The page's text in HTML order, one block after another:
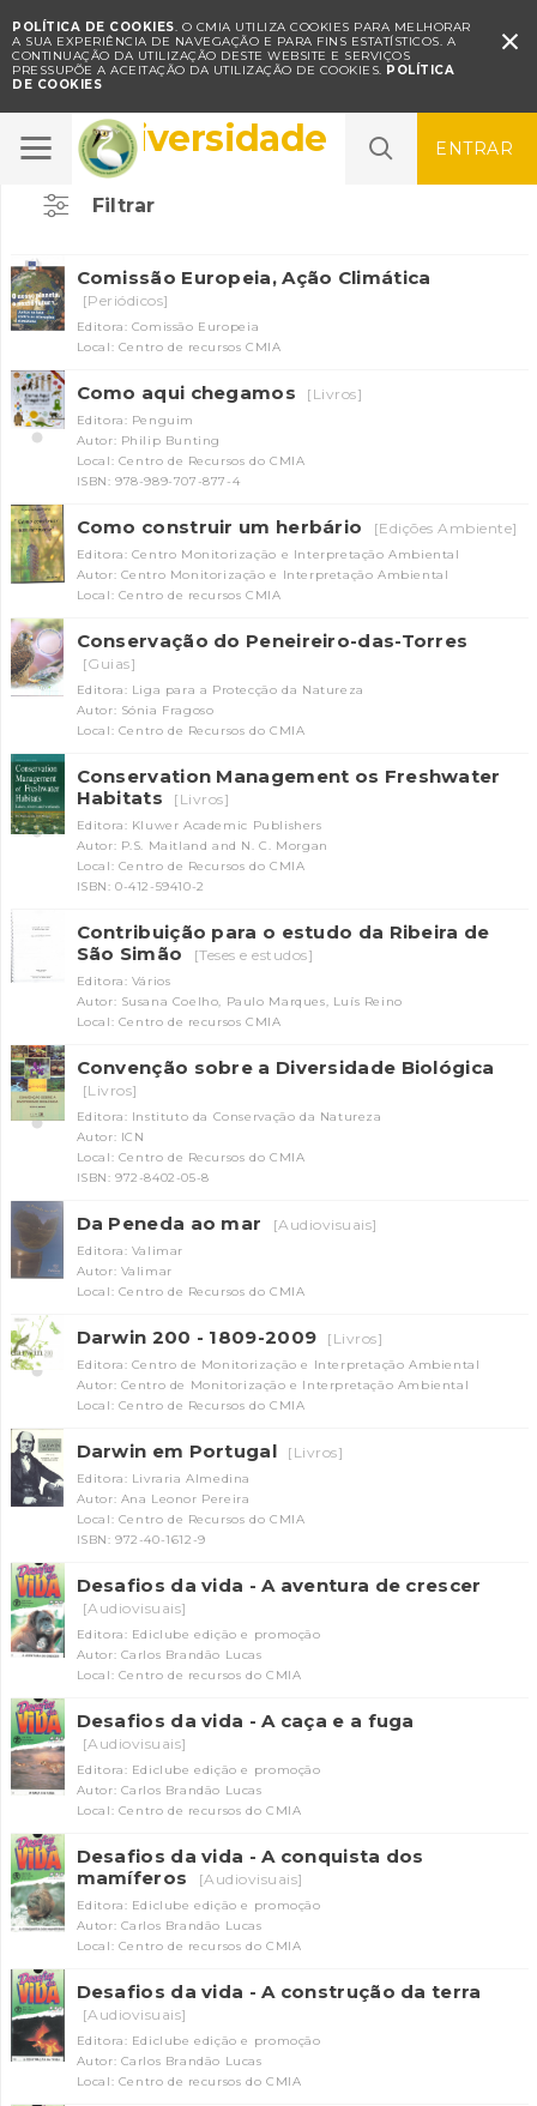
POLÍTICA DE COOKIES. O CMIA UTILIZA COOKIES PARA MELHORAR
A SUA EXPERIÊNCIA DE NAVEGAÇÃO E PARA FINS ESTATÍSTICOS. A
CONTINUAÇÃO DA UTILIZAÇÃO DESTE WEBSITE E SERVIÇOS
PRESSUPÕE A ACEITAÇÃO DA UTILIZAÇÃO DE COOKIES. POLÍTICA
DE COOKIES

ENTRAR
Biodiversidade
Filtrar
Comissão Europeia, Ação Climática
[Periódicos]
Editora: Comissão Europeia
Local: Centro de recursos CMIA
Como aqui chegamos [Livros]
Editora: Penguim
Autor: Philip Bunting
Local: Centro de Recursos do CMIA
ISBN: 978-989-707-877-4
Como construir um herbário [Edições Ambiente]
Editora: Centro Monitorização e Interpretação Ambiental
Autor: Centro Monitorização e Interpretação Ambiental
Local: Centro de recursos CMIA
Conservação do Peneireiro-das-Torres
[Guias]
Editora: Liga para a Protecção da Natureza
Autor: Sónia Fragoso
Local: Centro de Recursos do CMIA
Conservation Management os Freshwater
Habitats
[Livros]
Editora: Kluwer Academic Publishers
Autor: P.S. Maitland and N. C. Morgan
Local: Centro de Recursos do CMIA
ISBN: 0-412-59410-2
Contribuição para o estudo da Ribeira de
São Simão
[Teses e estudos]
Editora: Vários
Autor: Susana Coelho, Paulo Marques, Luís Reino
Local: Centro de recursos CMIA
Convenção sobre a Diversidade Biológica
[Livros]
Editora: Instituto da Conservação da Natureza
Autor: ICN
Local: Centro de Recursos do CMIA
ISBN: 972-8402-05-8
Da Peneda ao mar [Audiovisuais]
Editora: Valimar
Autor: Valimar
Local: Centro de Recursos do CMIA
Darwin 200 - 1809-2009 [Livros]
Editora: Centro de Monitorização e Interpretação Ambiental
Autor: Centro de Monitorização e Interpretação Ambiental
Local: Centro de Recursos do CMIA
Darwin em Portugal [Livros]
Editora: Livraria Almedina
Autor: Ana Leonor Pereira
Local: Centro de Recursos do CMIA
ISBN: 972-40-1612-9
Desafios da vida - A aventura de crescer
[Audiovisuais]
Editora: Ediclube edição e promoção
Autor: Carlos Brandão Lucas
Local: Centro de recursos do CMIA
Desafios da vida - A caça e a fuga
[Audiovisuais]
Editora: Ediclube edição e promoção
Autor: Carlos Brandão Lucas
Local: Centro de recursos do CMIA
Desafios da vida - A conquista dos
mamíferos
[Audiovisuais]
Editora: Ediclube edição e promoção
Autor: Carlos Brandão Lucas
Local: Centro de recursos do CMIA
Desafios da vida - A construção da terra
[Audiovisuais]
Editora: Ediclube edição e promoção
Autor: Carlos Brandão Lucas
Local: Centro de recursos do CMIA